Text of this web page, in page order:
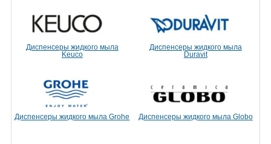
Диспенсеры жидкого мыла
Keuco
Диспенсеры жидкого мыла
Duravit
Диспенсеры жидкого мыла Grohe Диспенсеры жидкого мыла Globo